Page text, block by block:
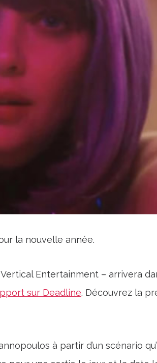
la nouvelle année.
Entertainment – ​​arrivera
sur Deadline. Découvrez la
à partir d’un scénario